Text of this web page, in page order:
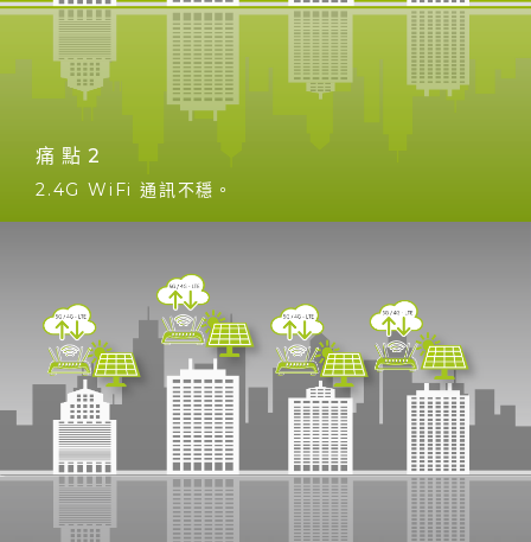
痛點2
2.4G WiFi 通訊不穩。
器 2.4GWiFi 信號難度高，加上2.4G信號容易遭受不
明原因干擾而不穩。使用WiFi多棟連網將會是一種災
難。Z920L的Sub-1G無線連網，解決信號不穩困
擾。
只需1組 4G LTE
多棟型太陽能智能源監控系統，需要收集整合各棟逆變
器效率數據，協助營運商即時掌握發電狀態資訊。
由於2.4G WiFi不適用，業者往往各棟獨自採用個別
4G LTE將資料各自上傳雲端，後台收集各棟資料後再
整合，不僅增加多點整合問題，多台4G LTE硬體加上
多張20年SIM卡年租費，佈網費用將隨棟數增加而倍
增。